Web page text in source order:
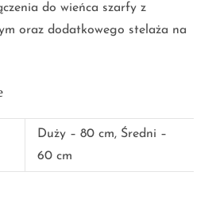
do wieńca szarfy z
oraz dodatkowego stelaża na
Duży – 80 cm, Średni –
60 cm